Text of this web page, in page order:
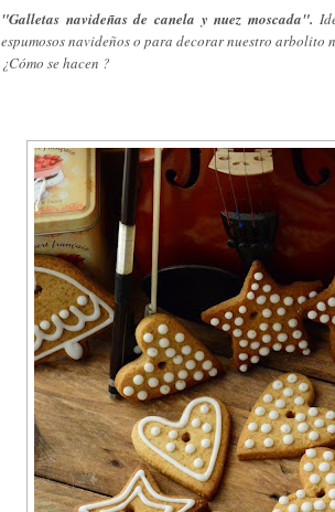
"Galletas navideñas de canela y nuez moscada".
espumosos navideños o para decorar nuestro arbolito
¿Cómo se hacen ?